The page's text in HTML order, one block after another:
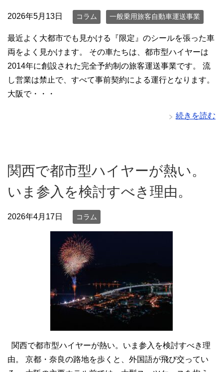
2026年5月13日 コラム 一般乗用旅客自動車運送事業
最近よく大都市でも見かける『限定』のシールを張った車
両をよく見かけます。 その車たちは、都市型ハイヤーは
2014年に創設された完全予約制の旅客運送事業です。 流
し営業は禁止で、すべて事前契約による運行となります。
大阪で・・・
続きを読む
関西で都市型ハイヤーが熱い。
いま参入を検討すべき理由。
2026年4月17日 コラム
関西で都市型ハイヤーが熱い。いま参入を検討すべき理
由。 京都・奈良の路地を歩くと、外国語が飛び交ってい